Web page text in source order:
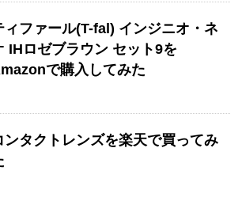
ィファール(T-fal) インジニオ・ネ
IHロゼブラウン セット9を
で購入してみた
ンタクトレンズを楽天で買ってみ